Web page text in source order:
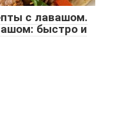
с лавашом.
быстро и